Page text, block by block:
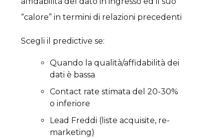
“calore” in termini di relazioni precedenti
Scegli il predictive se:
Quando la qualità/affidabilità dei
dati è bassa
Contact rate stimata del 20-30%
o inferiore
Lead Freddi (liste acquisite, re-
marketing)